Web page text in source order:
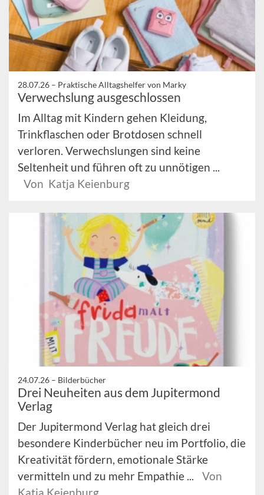
28.07.26 – Praktische Alltagshelfer von Marky
Verwechslung ausgeschlossen
Im Alltag mit Kindern gehen Kleidung,
Trinkflaschen oder Brotdosen schnell
verloren. Verwechslungen sind keine
Seltenheit und führen oft zu unnötigen ...
Von Katja Keienburg
24.07.26 – Bilderbücher
Drei Neuheiten aus dem Jupitermond
Verlag
Der Jupitermond Verlag hat gleich drei
besondere Kinderbücher neu im Portfolio, die
Kreativität fördern, emotionale Stärke
vermitteln und zu mehr Empathie ...
Von